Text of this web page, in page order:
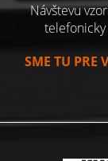
Návštevu
SME TU PRE